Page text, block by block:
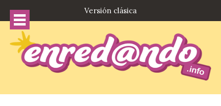
Versión clásica